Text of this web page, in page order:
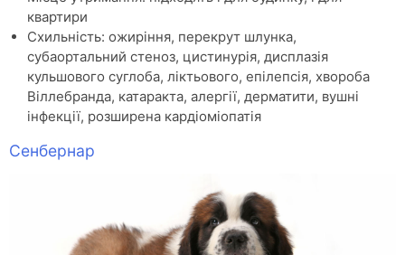
квартири
Схильність: ожиріння, перекрут шлунка,
субаортальний стеноз, цистинурія, дисплазія
кульшового суглоба, ліктьового, епілепсія, хвороба
Віллебранда, катаракта, алергії, дерматити, вушні
інфекції, розширена кардіоміопатія
Сенбернар